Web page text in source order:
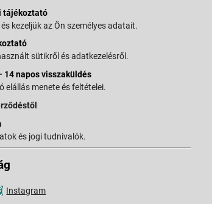
tájékoztató
kezeljük az Ön személyes adatait.
sütikről és adatkezelésről.
14 napos visszaküldés
elállás menete és feltételei.
és jogi tudnivalók.
Instagram